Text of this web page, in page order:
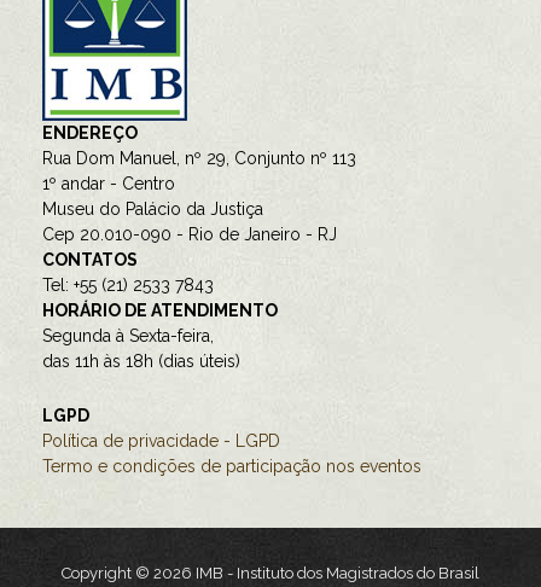
ENDEREÇO
Rua Dom Manuel, nº 29, Conjunto nº 113
1º andar - Centro
Museu do Palácio da Justiça
Cep 20.010-090 - Rio de Janeiro - RJ
CONTATOS
Tel: +55 (21) 2533 7843
HORÁRIO DE ATENDIMENTO
Segunda à Sexta-feira,
das 11h às 18h (dias úteis)
LGPD
Política de privacidade - LGPD
Termo e condições de participação nos eventos
Copyright © 2026 IMB - Instituto dos Magistrados do Brasil